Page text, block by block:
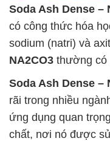
Soda Ash Dense –
có công thức hóa
sodium (natri) và
NA2CO3 thường có
Soda Ash Dense –
rãi trong nhiều
ứng dụng quan
chất, nơi nó được